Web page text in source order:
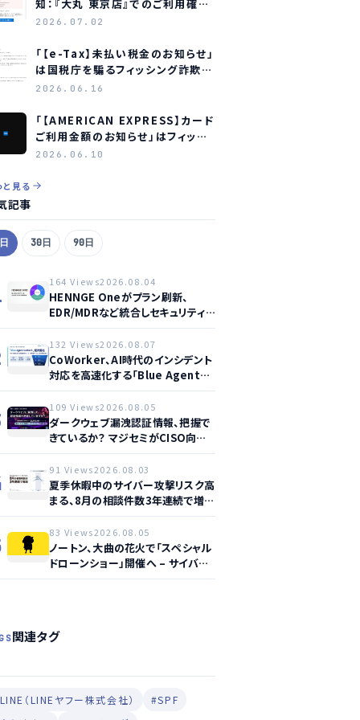
知：『大丸 東京店』でのご利用確認
をお願いします」はフィッシング詐
2026.07.02
「【e-Tax】未払い税金のお知らせ」
は国税庁を騙るフィッシング詐欺
― 見分け方と対処法
2026.06.16
「【AMERICAN EXPRESS】カード
ご利用金額のお知らせ」はフィッシ
ング詐欺メール ― アメリカン・エ
け方
2026.06.10
と見る
記事
30日 90日
164 Views2026.08.04
HENNGE Oneがプラン刷新、
EDR/MDRなど統合しセキュリティ
強化へ
132 Views2026.08.07
CoWorker、AI時代のインシデント
対応を高速化する「Blue Agent
CoWork」を提供開始
109 Views2026.08.05
ダークウェブ漏洩認証情報、把握で
きているか？ マジセミがCISO向け
ウェビナー開催へ
91 Views2026.08.03
夏季休暇中のサイバー攻撃リスク高
まる、8月の相談件数3年連続で増加
か
83 Views2026.08.05
ノートン、大曲の花火で「スペシャル
ドローンショー」開催へ – サイバー
セーフティ啓発
関連タグ
（LINEヤフー株式会社）
#SPF